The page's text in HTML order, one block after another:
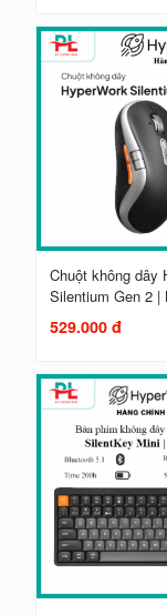
Chuột không dây
Silentium Gen 2 |
529.000 đ